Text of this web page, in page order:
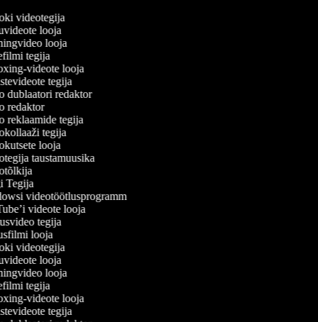
videotegija
looja
looja
tegija
videote looja
tegija
dublaatori redaktor
redaktor
reklaamide tegija
tegija
looja
taustamuusika
videotöötlusprogramm
videote looja
tegija
looja
videotegija
looja
looja
tegija
videote looja
tegija